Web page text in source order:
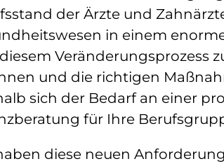
der Ärzte und
in einem
Veränderungsprozess
und die richtigen
sich der Bedarf an einer
für Ihre
diese neuen